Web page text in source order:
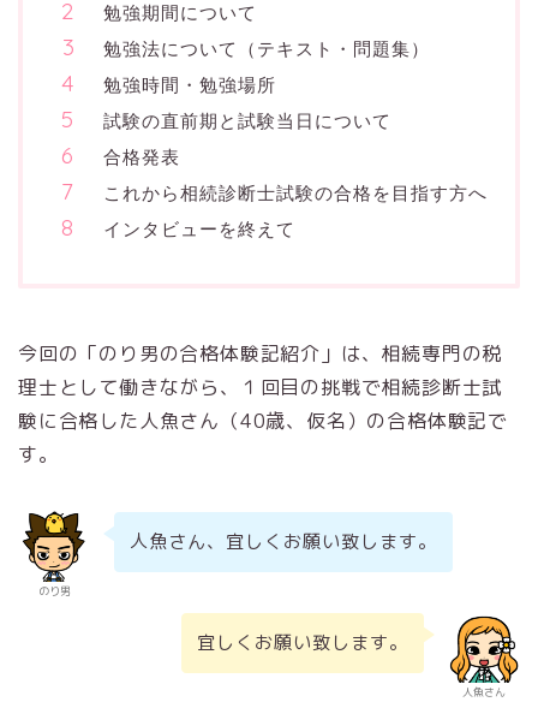
勉強期間について
勉強法について（テキスト・問題集）
勉強時間・勉強場所
試験の直前期と試験当日について
合格発表
これから相続診断士試験の合格を目指す方へ
インタビューを終えて
今回の「のり男の合格体験記紹介」は、相続専門の税
理士として働きながら、１回目の挑戦で相続診断士試
験に合格した人魚さん（40歳、仮名）の合格体験記で
す。
のり男
人魚さん、宜しくお願い致します。
人魚さん
宜しくお願い致します。